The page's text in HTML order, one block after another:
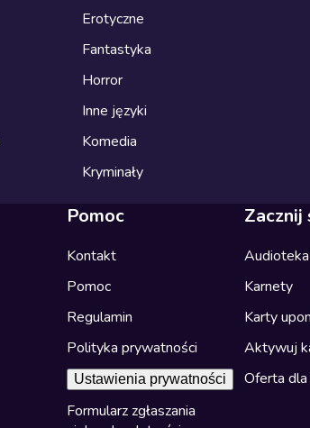
Erotyczne
Fantastyka
Horror
Inne języki
Komedia
Kryminały
Pomoc
Kontakt
Pomoc
Regulamin
Polityka prywatności
Ustawienia prywatności
Formularz zgłaszania
Zacznij
Karnety
Karty
Aktywuj
Oferta